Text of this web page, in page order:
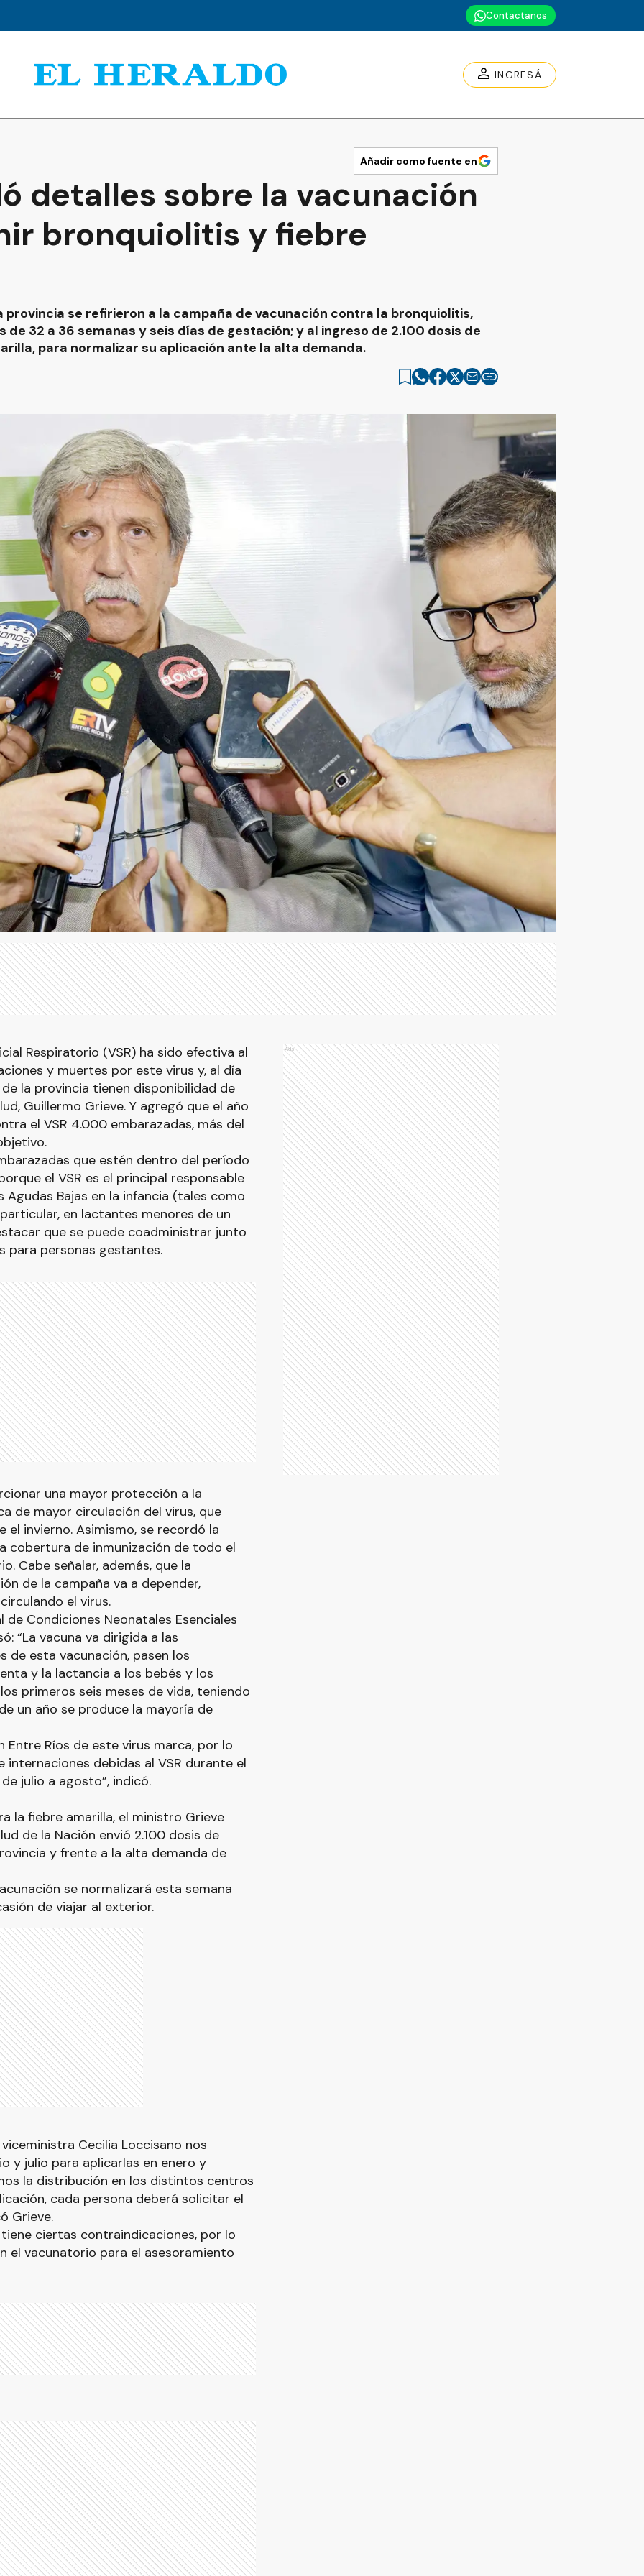
Contactanos
INGRESÁ
Añadir como fuente en
detalles sobre la vacunación
bronquiolitis y fiebre
se refirieron a la campaña de vacunación contra la bronquiolitis,
de 32 a 36 semanas y seis días de gestación; y al ingreso de 2.100 dosis de
para normalizar su aplicación ante la alta demanda.
Respiratorio (VSR) ha sido efectiva al
y muertes por este virus y, al día
la provincia tienen disponibilidad de
Guillermo Grieve. Y agregó que el año
el VSR 4.000 embarazadas, más del
que estén dentro del período
el VSR es el principal responsable
Bajas en la infancia (tales como
en lactantes menores de un
que se puede coadministrar junto
para personas gestantes.
una mayor protección a la
de mayor circulación del virus, que
invierno. Asimismo, se recordó la
cobertura de inmunización de todo el
Cabe señalar, además, que la
de la campaña va a depender,
el virus.
Condiciones Neonatales Esenciales
“La vacuna va dirigida a las
de esta vacunación, pasen los
y la lactancia a los bebés y los
primeros seis meses de vida, teniendo
un año se produce la mayoría de
Entre Ríos de este virus marca, por lo
internaciones debidas al VSR durante el
julio a agosto”, indicó.
la fiebre amarilla, el ministro Grieve
de la Nación envió 2.100 dosis de
y frente a la alta demanda de
se normalizará esta semana
de viajar al exterior.
Cecilia Loccisano nos
y julio para aplicarlas en enero y
la distribución en los distintos centros
cada persona deberá solicitar el
Grieve.
ciertas contraindicaciones, por lo
el vacunatorio para el asesoramiento
Ads